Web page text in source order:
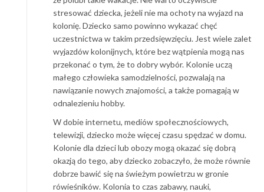
stresować dziecka, jeżeli nie ma ochoty na wyjazd na
kolonię. Dziecko samo powinno wykazać chęć
uczestnictwa w takim przedsięwzięciu. Jest wiele zalet
wyjazdów kolonijnych, które bez wątpienia mogą nas
przekonać o tym, że to dobry wybór. Kolonie uczą
małego człowieka samodzielności, pozwalają na
nawiązanie nowych znajomości, a także pomagają w
odnalezieniu hobby.
W dobie internetu, mediów społecznościowych,
telewizji, dziecko może więcej czasu spędzać w domu.
Kolonie dla dzieci lub obozy mogą okazać się dobrą
okazją do tego, aby dziecko zobaczyło, że może równie
dobrze bawić się na świeżym powietrzu w gronie
rówieśników. Kolonia to czas zabawy, nauki,